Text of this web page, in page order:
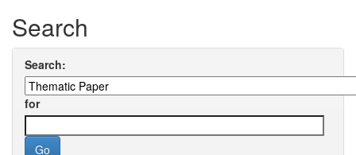
Search
Search:
for